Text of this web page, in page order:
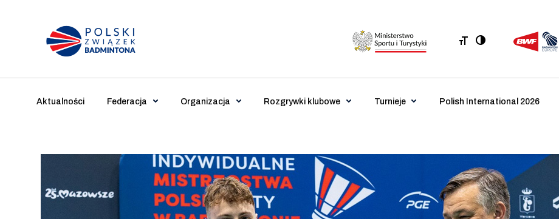
Main Navigation
Aktualności Federacja Organizacja Rozgrywki klubowe Turnieje Polish International 2026